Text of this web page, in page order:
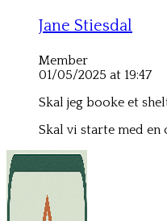
Jane Stiesdal
Member
01/05/2025 at 19:47
Skal jeg booke et
Skal vi starte med en